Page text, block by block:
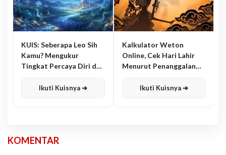
KUIS: Seberapa Leo Sih
Kamu? Mengukur
Tingkat Percaya Diri dan
Ikuti Kuisnya ➔
Kalkulator Weton
Online, Cek Hari Lahir
Menurut Penanggalan
Ikuti Kuisnya ➔
KOMENTAR